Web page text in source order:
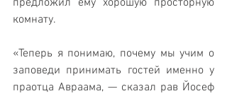
предложил ему хорошую просторную
комнату.
«Теперь я понимаю, почему мы учим о
заповеди принимать гостей именно у
праотца Авраама, — сказал рав Йосеф